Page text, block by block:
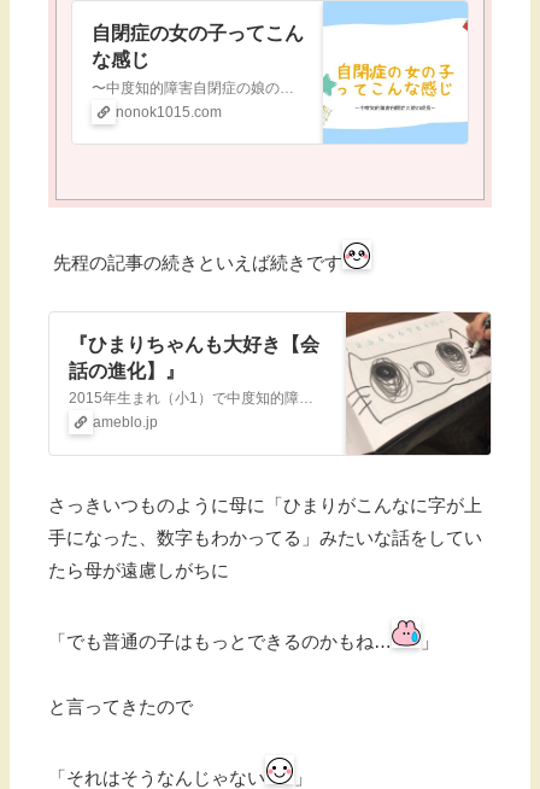
自閉症の女の子ってこん
な感じ
〜中度知的障害自閉症の娘の成長〜
nonok1015.com
先程の記事の続きといえば続きです
『ひまりちゃんも大好き【会
話の進化】』
2015年生まれ（小1）で中度知的障害（IQ39→2021.9診断）を伴う自閉スペクトラム症の娘の日常、あとは母のダイエットや愚痴、就学についてなど色々書いて…
ameblo.jp
さっきいつものように母に「ひまりがこんなに字が上
手になった、数字もわかってる」みたいな話をしてい
たら母が遠慮しがちに
「でも普通の子はもっとできるのかもね… 」
と言ってきたので
「それはそうなんじゃない 」